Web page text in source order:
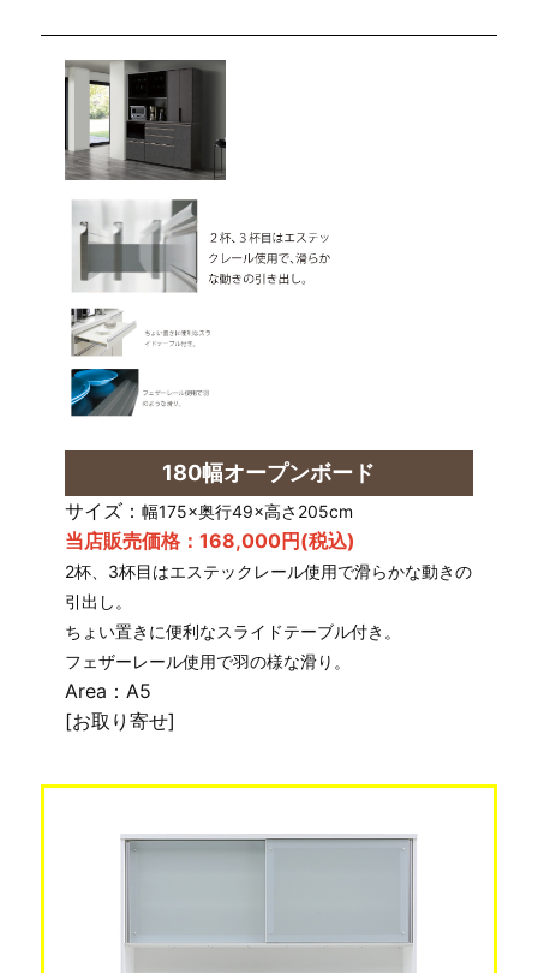
180幅オープンボード
サイズ： 幅175×奥行49×高さ205cm
当店販売価格：168,000円(税込)
2杯、3杯目はエステックレール使用で滑らかな動きの
引出し。
ちょい置きに便利なスライドテーブル付き。
フェザーレール使用で羽の様な滑り。
Area：A5
[お取り寄せ]